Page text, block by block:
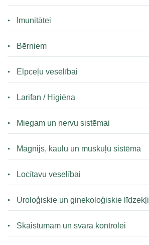
Imunitātei
Bērniem
Elpceļu veselībai
Larifan / Higiēna
Miegam un nervu sistēmai
Magnijs, kaulu un muskuļu sistēma
Locītavu veselībai
Uroloģiskie un ginekoloģiskie līdzekļi
Skaistumam un svara kontrolei